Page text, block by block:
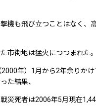
機も飛び立つことはなく、
市街地は猛火につつまれた。
年）1月から2年余りか
た結果、
災死者は2006年5月現在